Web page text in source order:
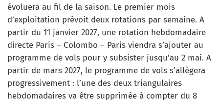
évoluera au fil de la saison. Le premier mois
d’exploitation prévoit deux rotations par semaine. A
partir du 11 janvier 2027, une rotation hebdomadaire
directe Paris – Colombo – Paris viendra s’ajouter au
programme de vols pour y subsister jusqu’au 2 mai. A
partir de mars 2027, le programme de vols s’allègera
progressivement : l’une des deux triangulaires
hebdomadaires va être supprimée à compter du 8